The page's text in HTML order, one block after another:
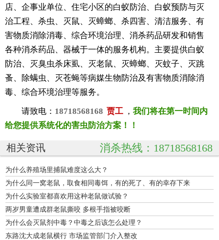
店、企事业单位、住宅小区的白蚁防治、白蚁预防与灭
治工程、杀虫、灭鼠、灭蟑螂、杀四害、清洁服务、有
害物质消除消毒、综合环境治理、消杀药品研发和销售
各种消杀药品、器械于一体的服务机构。主要提供白蚁
防治、灭臭虫杀床虱、灭老鼠、灭蟑螂、灭蚊子、灭跳
蚤、除螨虫、灭苍蝇等病媒生物防治及有害物质消除消
毒、综合环境治理等服务。
请致电： 18718568168 贾工 ， 我们将在第一时间内
给您提供系统化的害虫防治方案！！
相关资讯 消杀热线：18718568168
为什么养殖场里捕鼠难度这么大？
为什么同一窝老鼠，取食相同毒饵，有的死了、有的幸存下来
为什么实验室都喜欢用这种老鼠做试验？
两岁男童遭成群老鼠撕咬 多根手指被咬断
为什么会灭鼠剂中毒？中毒之后该怎么处理？
东路沈大成老鼠横行 市场监管部门介入整改